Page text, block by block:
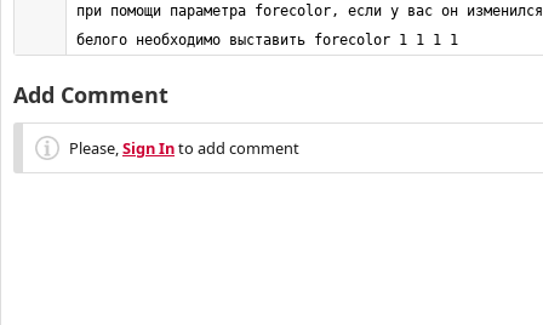
при помощи параметра forecolor, если у вас он
белого необходимо выставить forecolor 1 1 1 1
Add Comment
Please,Sign Into add comment